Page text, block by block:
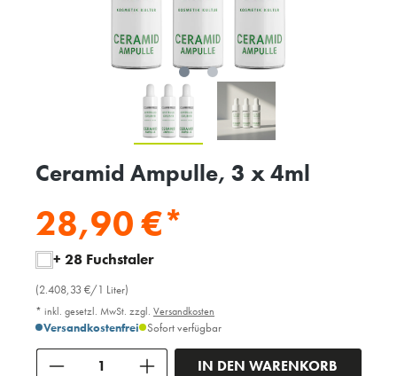
Ceramid Ampulle, 3 x 4ml
28,90 €*
+ 28 Fuchstaler
(2.408,33 €/1 Liter)
* inkl. gesetzl. MwSt. zzgl. Versandkosten
Versandkostenfrei Sofort verfügbar
IN DEN WARENKORB